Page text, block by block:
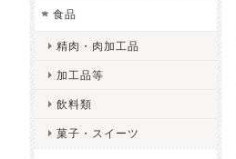
食品
精肉・肉加工品
加工品等
飲料類
菓子・スイーツ